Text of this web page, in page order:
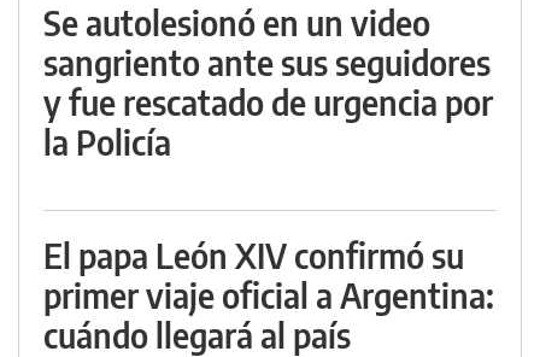
Se autolesionó en un video
sangriento ante sus seguidores
y fue rescatado de urgencia por
la Policía
El papa León XIV confirmó su
primer viaje oficial a Argentina:
cuándo llegará al país